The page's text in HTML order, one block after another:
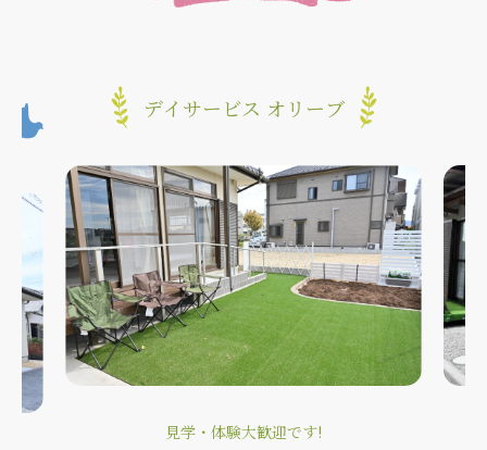
デイサービス オリーブ
見学・体験大歓迎です!